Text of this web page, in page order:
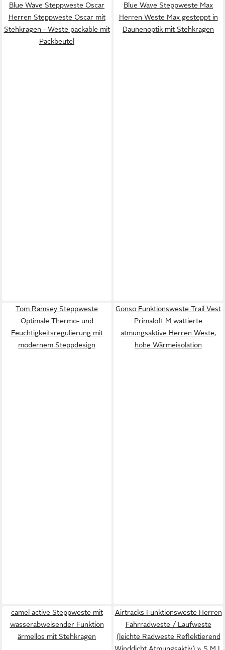
Blue Wave Steppweste Oscar
Herren Steppweste Oscar mit
Stehkragen - Weste packable mit
Packbeutel
Blue Wave Steppweste Max
Herren Weste Max gesteppt in
Daunenoptik mit Stehkragen
Tom Ramsey Steppweste
Optimale Thermo- und
Feuchtigkeitsregulierung mit
modernem Steppdesign
Gonso Funktionsweste Trail Vest
Primaloft M wattierte
atmungsaktive Herren Weste,
hohe Wärmeisolation
camel active Steppweste mit
wasserabweisender Funktion
ärmellos mit Stehkragen
Airtracks Funktionsweste Herren
Fahrradweste / Laufweste
(leichte Radweste Reflektierend
Winddicht Atmungsaktiv) » S M L